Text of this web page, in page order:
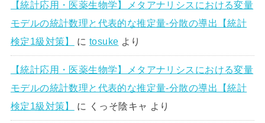
【統計応用・医薬生物学】メタアナリシスにおける変量
モデルの統計数理と代表的な推定量-分散の導出【統計
検定1級対策】
にtosuke より
【統計応用・医薬生物学】メタアナリシスにおける変量
モデルの統計数理と代表的な推定量-分散の導出【統計
検定1級対策】
に くっそ陰キャ より